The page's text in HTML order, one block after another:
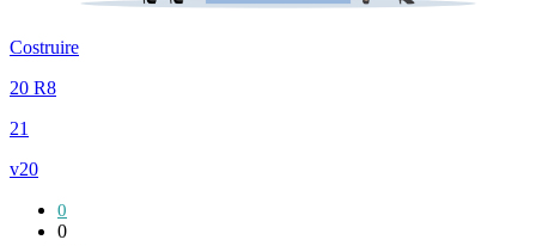
Costruire
20 R8
21
v20
0
0